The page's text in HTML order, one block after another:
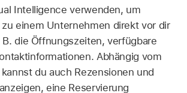
Intelligence verwenden, um
einem Unternehmen direkt vor dir
die Öffnungszeiten, verfügbare
Abhängig vom
du auch Rezensionen und
eine Reservierung